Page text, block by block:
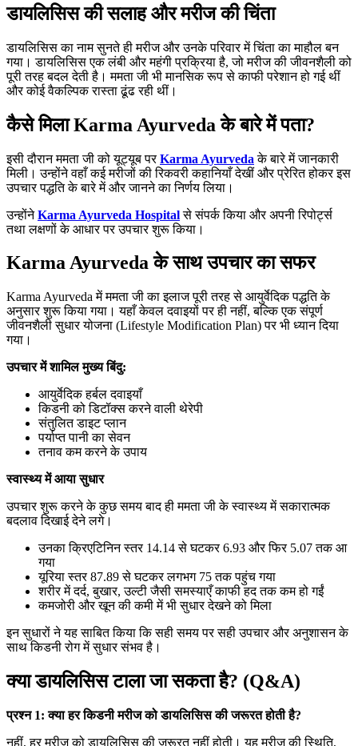
डायलिसिस की सलाह और मरीज की चिंता
डायलिसिस का नाम सुनते ही मरीज और उनके परिवार में चिंता का माहौल बन
गया। डायलिसिस एक लंबी और महंगी प्रक्रिया है, जो मरीज की जीवनशैली को
पूरी तरह बदल देती है। ममता जी भी मानसिक रूप से काफी परेशान हो गई थीं
और कोई वैकल्पिक रास्ता ढूंढ रही थीं।
कैसे मिला Karma Ayurveda के बारे में पता?
इसी दौरान ममता जी को यूट्यूब परKarma Ayurveda के बारे में जानकारी
मिली। उन्होंने वहाँ कई मरीजों की रिकवरी कहानियाँ देखीं और प्रेरित होकर इस
उपचार पद्धति के बारे में और जानने का निर्णय लिया।
उन्होंनेKarma Ayurveda Hospitalसे संपर्क किया और अपनी रिपोर्ट्स
तथा लक्षणों के आधार पर उपचार शुरू किया।
Karma Ayurveda के साथ उपचार का सफर
Karma Ayurveda में ममता जी का इलाज पूरी तरह से आयुर्वेदिक पद्धति के
अनुसार शुरू किया गया। यहाँ केवल दवाइयों पर ही नहीं, बल्कि एक संपूर्ण
जीवनशैली सुधार योजना (Lifestyle Modification Plan) पर भी ध्यान दिया
गया।
उपचार में शामिल मुख्य बिंदु:
आयुर्वेदिक हर्बल दवाइयाँ
किडनी को डिटॉक्स करने वाली थेरेपी
संतुलित डाइट प्लान
पर्याप्त पानी का सेवन
तनाव कम करने के उपाय
स्वास्थ्य में आया सुधार
उपचार शुरू करने के कुछ समय बाद ही ममता जी के स्वास्थ्य में सकारात्मक
बदलाव दिखाई देने लगे।
उनका क्रिएटिनिन स्तर 14.14 से घटकर 6.93 और फिर 5.07 तक आ
गया
यूरिया स्तर 87.89 से घटकर लगभग 75 तक पहुंच गया
शरीर में दर्द, बुखार, उल्टी जैसी समस्याएँ काफी हद तक कम हो गईं
कमजोरी और खून की कमी में भी सुधार देखने को मिला
इन सुधारों ने यह साबित किया कि सही समय पर सही उपचार और अनुशासन के
साथ किडनी रोग में सुधार संभव है।
क्या डायलिसिस टाला जा सकता है? (Q&A)
प्रश्न 1: क्या हर किडनी मरीज को डायलिसिस की जरूरत होती है?
नहीं, हर मरीज को डायलिसिस की जरूरत नहीं होती। यह मरीज की स्थिति,